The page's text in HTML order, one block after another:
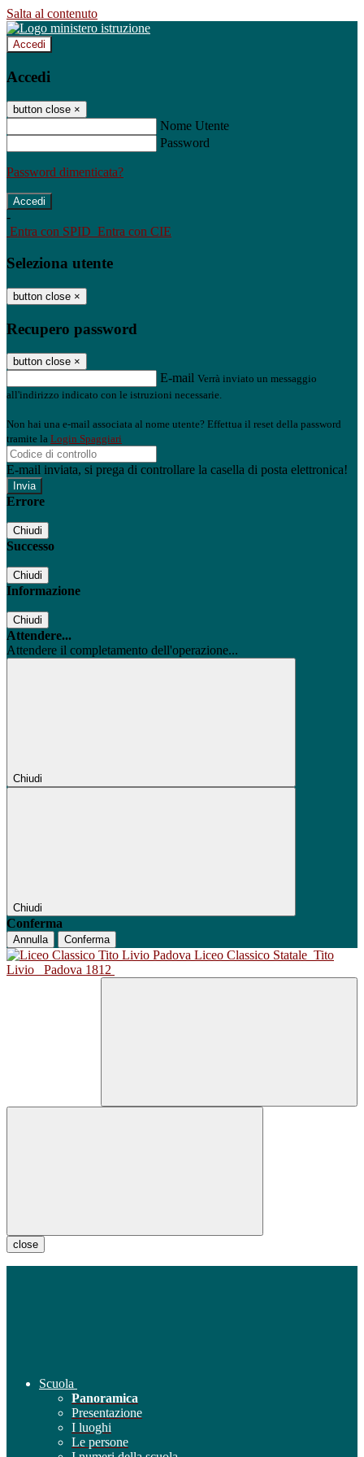
Salta al contenuto
Accedi
Accedi
button close ×
Nome Utente
Password
Password dimenticata?
-
Entra con SPID Entra con CIE
Seleziona utente
button close ×
Recupero password
button close ×
E-mail Verrà inviato un messaggio
all'indirizzo indicato con le istruzioni necessarie.
Non hai una e-mail associata al nome utente? Effettua il reset della password
tramite la Login Spaggiari
E-mail inviata, si prega di controllare la casella di posta elettronica!
Errore
Chiudi
Successo
Chiudi
Informazione
Chiudi
Attendere...
Attendere il completamento dell'operazione...
Chiudi
Chiudi
Conferma
Annulla Conferma
Liceo Classico Statale Tito
Livio
Padova 1812
close
Scuola
Panoramica
Presentazione
I luoghi
Le persone